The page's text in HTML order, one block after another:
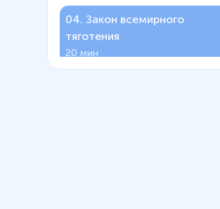
04. Закон всемирного
тяготения
20 мин